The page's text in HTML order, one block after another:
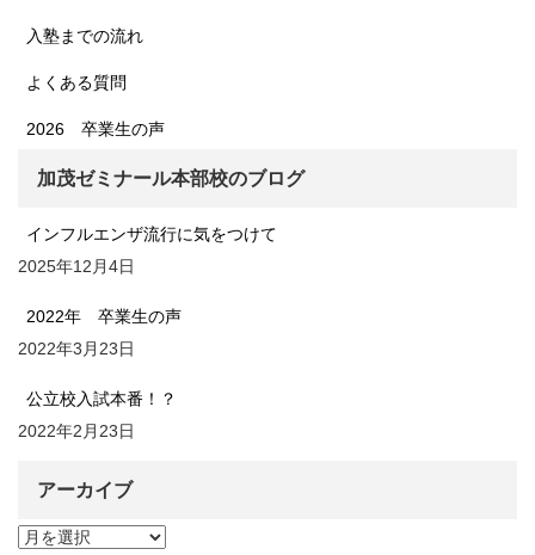
入塾までの流れ
よくある質問
2026 卒業生の声
加茂ゼミナール本部校のブログ
インフルエンザ流行に気をつけて
2025年12月4日
2022年 卒業生の声
2022年3月23日
公立校入試本番！？
2022年2月23日
アーカイブ
ア